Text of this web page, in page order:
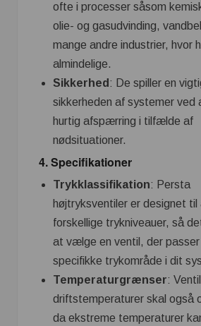
ofte i processer såsom
olie- og gasudvinding,
mange andre industrier, hvor
almindelige.
Sikkerhed : De spiller en
sikkerheden af systemer ved
hurtig afspærring i tilfælde af
nødsituationer.
4.Specifikationer
Trykklassifikation: Persta
højtryksventiler er designet
forskellige trykniveauer, så
at vælge en ventil, der
specifikke trykområde i dit
Temperaturgrænser:
driftstemperaturer skal også
da ekstreme temperaturer